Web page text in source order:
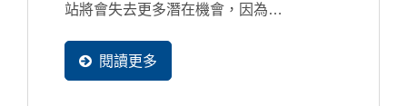
站將會失去更多潛在機會，因為
閱讀更多